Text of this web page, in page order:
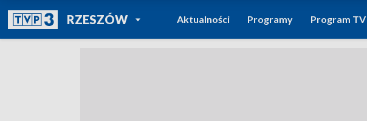
RZESZÓWPOWRÓT DO
TVP REGIONY
Aktualności Programy Program TV